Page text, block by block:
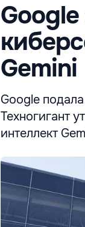
Gemini
Google
Техногигант
интеллект